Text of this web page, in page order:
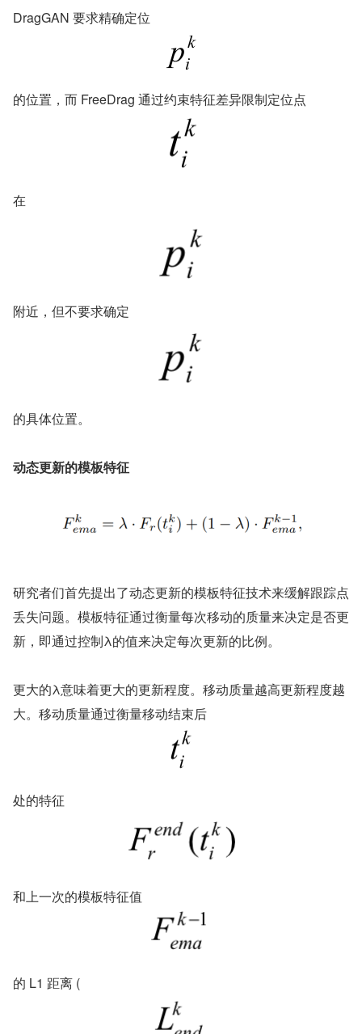
DragGAN 要求精确定位
的位置，而 FreeDrag 通过约束特征差异限制定位点
在
附近，但不要求确定
的具体位置。
动态更新的模板特征
研究者们首先提出了动态更新的模板特征技术来缓解跟踪点
丢失问题。模板特征通过衡量每次移动的质量来决定是否更
新，即通过控制λ的值来决定每次更新的比例。
更大的λ意味着更大的更新程度。移动质量越高更新程度越
大。移动质量通过衡量移动结束后
处的特征
和上一次的模板特征值
的 L1 距离 (